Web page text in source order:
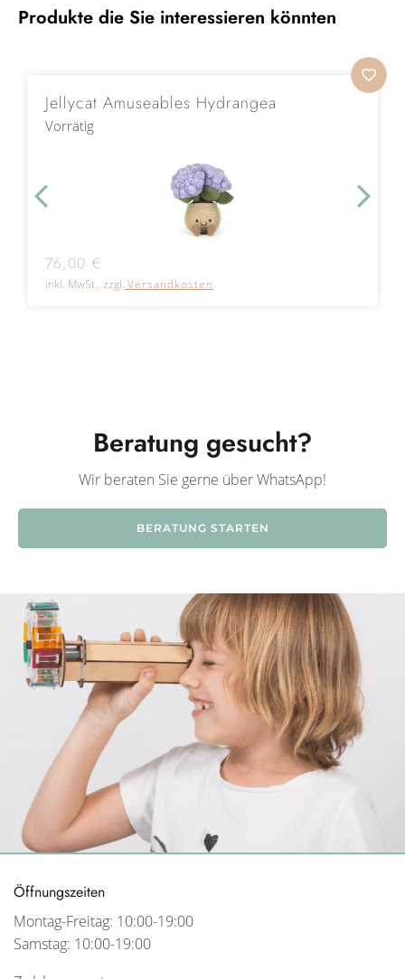
Produkte die Sie interessieren könnten
Jellycat Amuseables Hydrangea
Vorrätig
76,00 €
inkl. MwSt., zzgl. Versandkosten
Beratung gesucht?
Wir beraten Sie gerne über WhatsApp!
BERATUNG STARTEN
Öffnungszeiten
Montag-Freitag: 10:00-19:00
Samstag: 10:00-19:00